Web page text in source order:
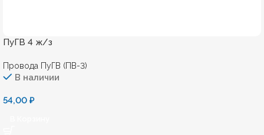
ПуГВ 4 ж/з
Провода ПуГВ (ПВ-3)
В наличии
54,00 ₽